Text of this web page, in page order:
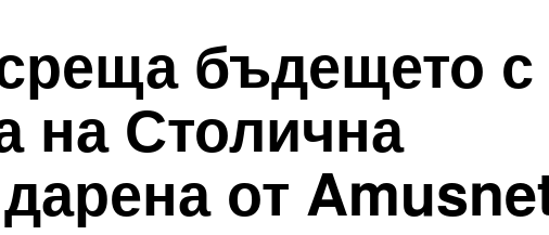
бъдещето с
на Столична
от